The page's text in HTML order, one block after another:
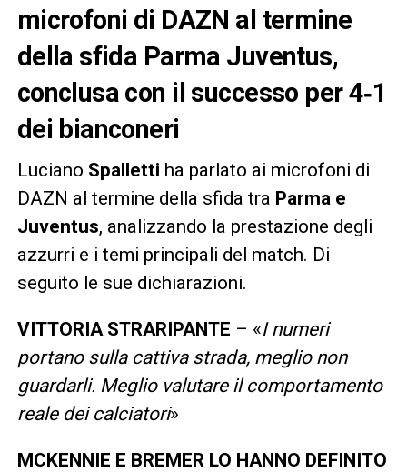
microfoni di DAZN al termine
della sfida Parma Juventus,
conclusa con il successo per 4‑1
dei bianconeri
Luciano Spalletti ha parlato ai microfoni di
DAZN al termine della sfida tra Parma e
Juventus, analizzando la prestazione degli
azzurri e i temi principali del match. Di
seguito le sue dichiarazioni.
VITTORIA STRARIPANTE – «I numeri
portano sulla cattiva strada, meglio non
guardarli. Meglio valutare il comportamento
reale dei calciatori»
MCKENNIE E BREMER LO HANNO DEFINITO